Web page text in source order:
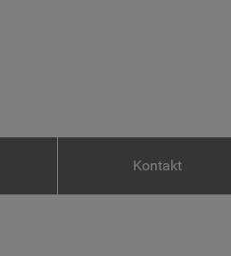
Kontakt